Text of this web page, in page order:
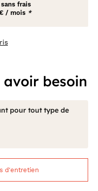
sans frais
/ mois *
avoir besoin
pour tout type de
d'entretien